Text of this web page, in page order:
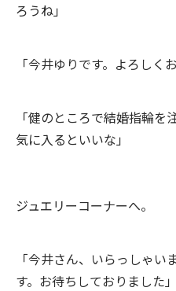
ろうね」
「今井ゆりです。よろしく
「健のところで結婚指輪を
気に入るといいな」
ジュエリーコーナーへ。
「今井さん、いらっしゃ
す。お待ちしておりました」